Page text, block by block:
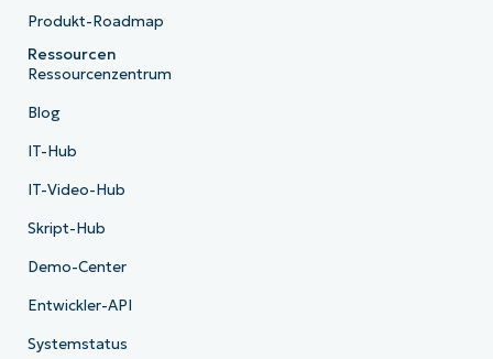
Produkt-Roadmap
Ressourcen
Ressourcenzentrum
Blog
IT-Hub
IT-Video-Hub
Skript-Hub
Demo-Center
Entwickler-API
Systemstatus